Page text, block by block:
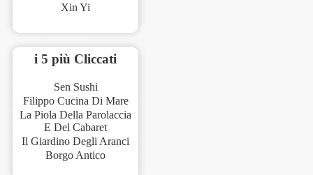
Xin Yi
i 5 più Cliccati
Sen Sushi
Filippo Cucina Di Mare
La Piola Della Parolaccia
E Del Cabaret
Il Giardino Degli Aranci
Borgo Antico